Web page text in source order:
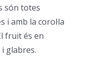
són totes
i amb la corol·la
fruit és en
glabres.